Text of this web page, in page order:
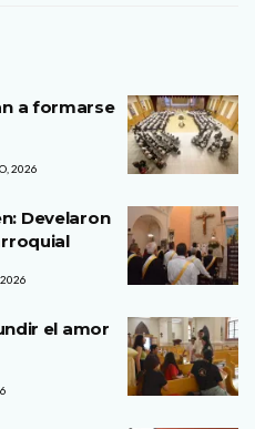
a formarse
2026
Develaron
2026
el amor